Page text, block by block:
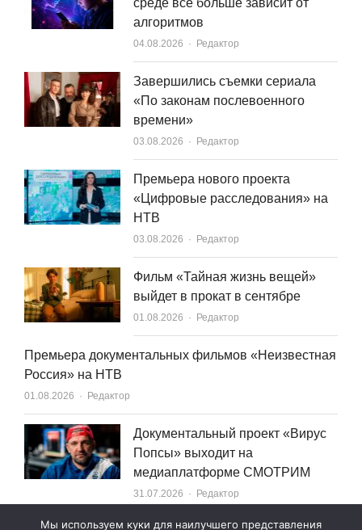
среде все больше зависит от
алгоритмов
04.08.2026 Author
Редактор
Завершились съемки сериала
«По законам послевоенного
времени»
03.08.2026 Author
Редактор
Премьера нового проекта
«Цифровые расследования» на
НТВ
03.08.2026 Author
Редактор
Фильм «Тайная жизнь вещей»
выйдет в прокат в сентябре
01.08.2026 Author
Редактор
Премьера документальных фильмов «Неизвестная
Россия» на НТВ
01.08.2026 Author
Редактор
Документальный проект «Вирус
Попсы» выходит на
медиаплатформе СМОТРИМ
31.07.2026 Author
Редактор
Мы используем куки для наилучшего представления